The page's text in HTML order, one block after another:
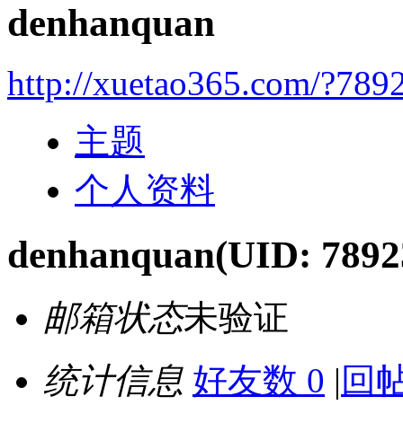
denhanquan
http://xuetao365.com/
主题
个人资料
denhanquan(UID:
邮箱状态未验证
统计信息 好友数 0 | 回